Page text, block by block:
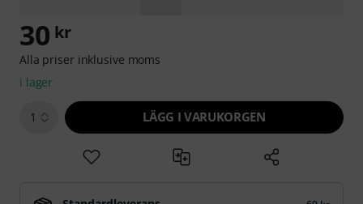
30 kr
Alla priser inklusive moms
i lager
1 LÄGG I VARUKORGEN